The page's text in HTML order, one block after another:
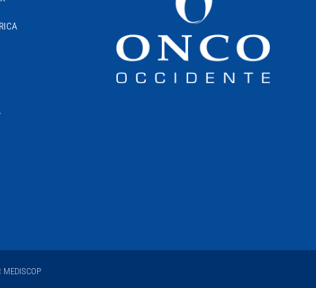
MEDISCOP